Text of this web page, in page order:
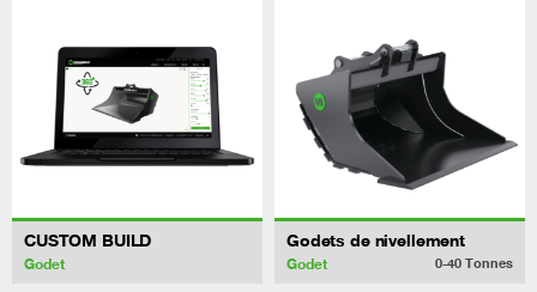
CUSTOM BUILD
Godet
Godets de nivellement
Godet 0-40 Tonnes